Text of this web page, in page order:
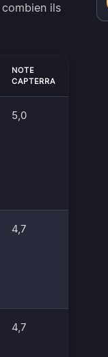
ils
NOTE
CAPTERRA
5,0
4,7
4,7